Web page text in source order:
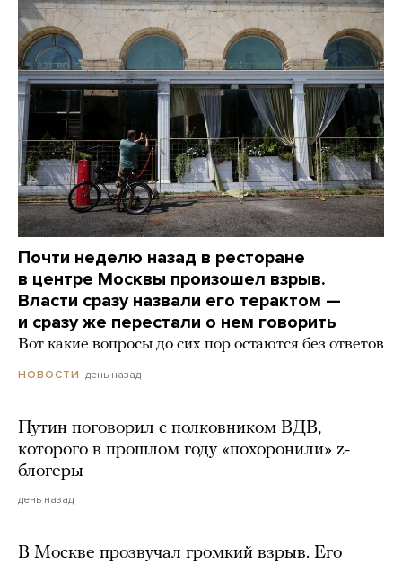
Почти неделю назад в ресторане
в центре Москвы произошел взрыв.
Власти сразу назвали его терактом —
и сразу же перестали о нем говорить
Вот какие вопросы до сих пор остаются без ответов
НОВОСТИ день назад
Путин поговорил с полковником ВДВ,
которого в прошлом году «похоронили» z-
блогеры
день назад
В Москве прозвучал громкий взрыв. Его